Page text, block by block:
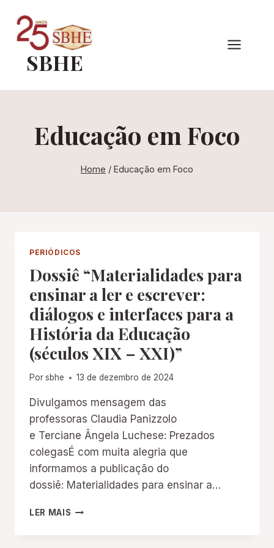
para
ConteúdoSBHE
Educação em Foco
Home / Educação em Foco
PERIÓDICOS
Dossiê “Materialidades para
ensinar a ler e escrever:
diálogos e interfaces para a
História da Educação
(séculos XIX – XXI)”
Porsbhe 13 de dezembro de 2024
Divulgamos mensagem das
professoras Claudia Panizzolo
e Terciane Ângela Luchese: Prezados
colegasÉ com muita alegria que
informamos a publicação do
dossiê: Materialidades para ensinar a…
LER MAIS DOSSIÊ